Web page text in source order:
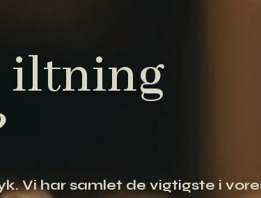
iltning
Vi har samlet de vigtigste i